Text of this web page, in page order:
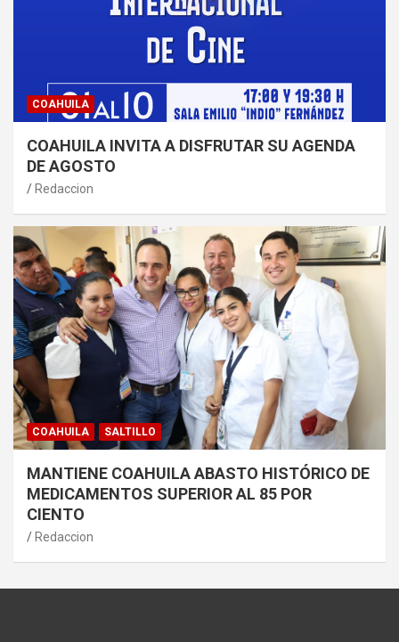
COAHUILA
COAHUILA INVITA A DISFRUTAR SU AGENDA
DE AGOSTO
Redaccion
COAHUILA SALTILLO
MANTIENE COAHUILA ABASTO HISTÓRICO DE
MEDICAMENTOS SUPERIOR AL 85 POR
CIENTO
Redaccion